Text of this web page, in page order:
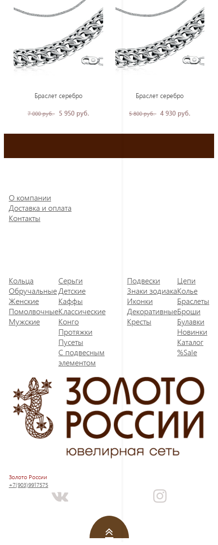
Браслет серебро
7 000 руб. 5 950 руб.
Браслет серебро
5 800 руб. 4 930 руб.
О компании
Доставка и оплата
Контакты
Кольца
Обручальные
Женские
Помолвочные
Мужские
Серьги
Детские
Каффы
Классические
Конго
Протяжки
Пусеты
С подвесным
элементом
Подвески
Знаки зодиака
Иконки
Декоративные
Кресты
Цепи
Колье
Браслеты
Броши
Булавки
Новинки
Каталог
%Sale
Золото России
+7(903)9917575